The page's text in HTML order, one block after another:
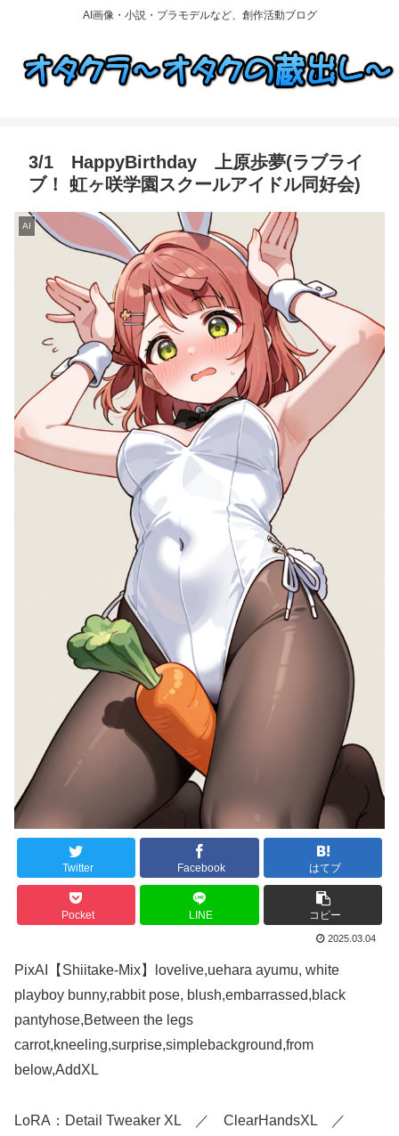
AI画像・小説・プラモデルなど、創作活動ブログ
3/1 HappyBirthday 上原歩夢(ラブライ
ブ！ 虹ヶ咲学園スクールアイドル同好会)
AI
Twitter Facebook はてブ
Pocket LINE コピー
2025.03.04
PixAI【Shiitake-Mix】lovelive,uehara ayumu, white
playboy bunny,rabbit pose, blush,embarrassed,black
pantyhose,Between the legs
carrot,kneeling,surprise,simplebackground,from
below,AddXL
LoRA：Detail Tweaker XL ／ ClearHandsXL ／